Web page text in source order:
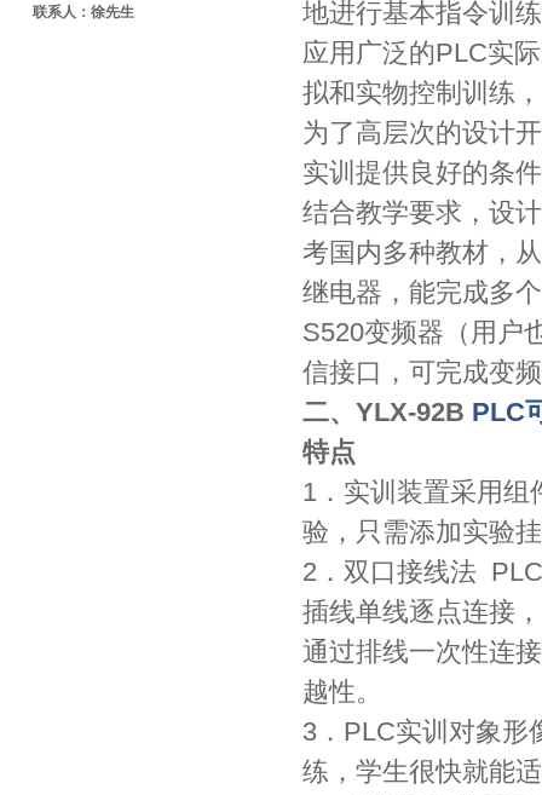
地进行基本指令训
应用广泛的PLC实
拟和实物控制训练
为了高层次的设计
实训提供良好的条
结合教学要求，设
考国内多种教材，
继电器，能完成多
S520变频器（用户
信接口，可完成变
二、YLX-92B PLC
特点
1．实训装置采用
验，只需添加实验
2．双口接线法
插线单线逐点连接
通过排线一次性连
越性。
3．PLC实训对象形
练，学生很快就能
联系人：徐先生